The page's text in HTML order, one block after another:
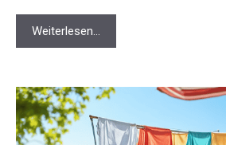
Weiterlesen…